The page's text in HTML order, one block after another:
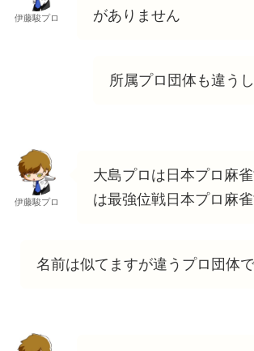
伊藤駿プロ
がありません
所属プロ団体も違う
伊藤駿プロ
大島プロは日本プロ麻
は最強位戦日本プロ麻
名前は似てますが違うプロ団体